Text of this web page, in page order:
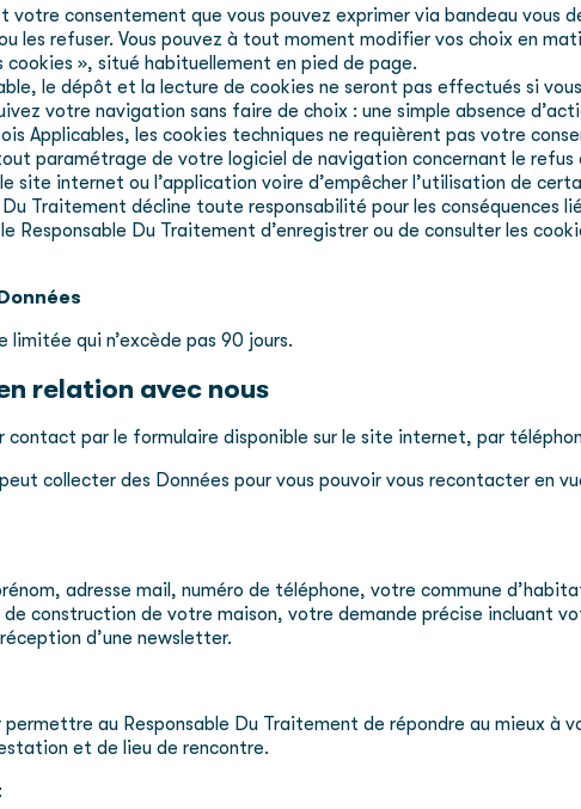
votre consentement que vous pouvez exprimer via bandeau vous
les refuser. Vous pouvez à tout moment modifier vos choix en
cookies », situé habituellement en pied de page.
le dépôt et la lecture de cookies ne seront pas effectués si
votre navigation sans faire de choix : une simple absence
Applicables, les cookies techniques ne requièrent pas votre
paramétrage de votre logiciel de navigation concernant le
site internet ou l’application voire d’empêcher l’utilisation de
Du Traitement décline toute responsabilité pour les
Responsable Du Traitement d’enregistrer ou de consulter les
limitée qui n’excède pas 90 jours.
relation avec nous
contact par le formulaire disponible sur le site internet, par
collecter des Données pour vous pouvoir vous recontacter en
adresse mail, numéro de téléphone, votre commune
de construction de votre maison, votre demande précise incluant
d’une newsletter.
au Responsable Du Traitement de répondre au mieux
et de lieu de rencontre.